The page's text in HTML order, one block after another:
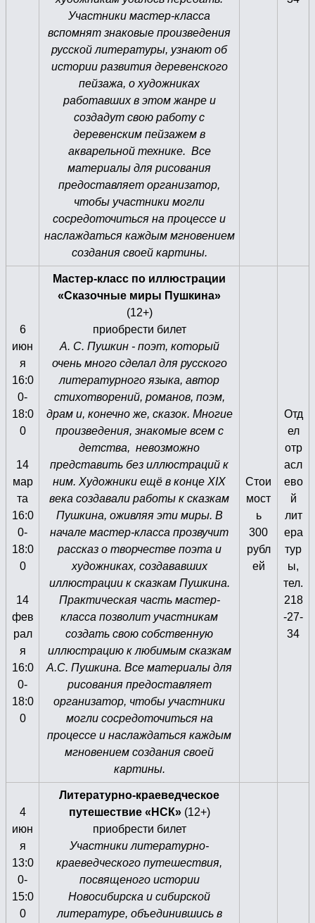
Участники мастер-класса
вспомнят знаковые произведения
русской литературы, узнают об
истории развития деревенского
пейзажа, о художниках
работавших в этом жанре и
создадут свою работу с
деревенским пейзажем в
акварельной технике. Все
материалы для рисования
предоставляет организатор,
чтобы участники могли
сосредоточиться на процессе и
наслаждаться каждым мгновением
создания своей картины.
6
июн
я
16:0
0-
18:0
0
14
мар
та
16:0
0-
18:0
0
14
фев
рал
я
16:0
0-
18:0
0
Мастер-класс по иллюстрации
«Сказочные миры Пушкина»
(12+)
приобрести билет
А. С. Пушкин - поэт, который
очень много сделал для русского
литературного языка, автор
стихотворений, романов, поэм,
драм и, конечно же, сказок. Многие
произведения, знакомые всем с
детства, невозможно
представить без иллюстраций к
ним. Художники ещё в конце XIX
века создавали работы к сказкам
Пушкина, оживляя эти миры. В
начале мастер-класса прозвучит
рассказ о творчестве поэта и
художниках, создававших
иллюстрации к сказкам Пушкина.
Практическая часть мастер-
класса позволит участникам
создать свою собственную
иллюстрацию к любимым сказкам
А.С. Пушкина. Все материалы для
рисования предоставляет
организатор, чтобы участники
могли сосредоточиться на
процессе и наслаждаться каждым
мгновением создания своей
картины.
Стои
мост
ь
300
рубл
ей
Отд
ел
отр
асл
ево
й
лит
ера
тур
ы,
тел.
218
-27-
34
4
июн
я
13:0
0-
15:0
0
Литературно-краеведческое
путешествие «НСК»(12+)
приобрести билет
Участники литературно-
краеведческого путешествия,
посвященого истории
Новосибирска и сибирской
литературе, объединившись в